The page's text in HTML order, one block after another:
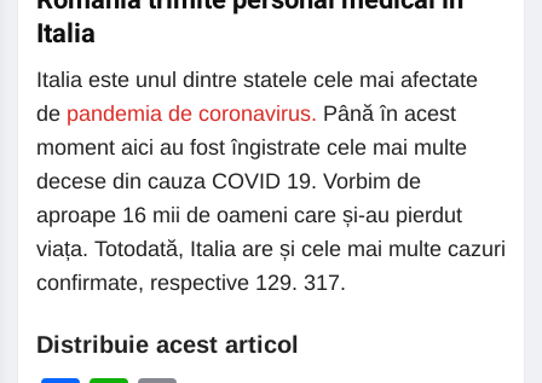
Italia
Italia este unul dintre statele cele mai afectate
de pandemia de coronavirus. Până în acest
moment aici au fost îngistrate cele mai multe
decese din cauza COVID 19. Vorbim de
aproape 16 mii de oameni care și-au pierdut
viața. Totodată, Italia are și cele mai multe cazuri
confirmate, respective 129. 317.
Distribuie acest articol